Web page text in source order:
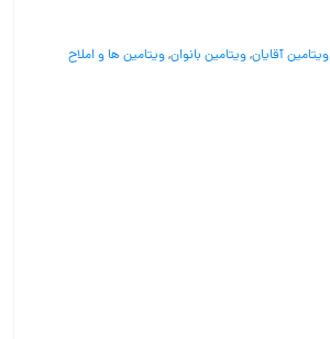
ویتامین آقایان,ویتامین بانوان,ویتامین ها و املاح